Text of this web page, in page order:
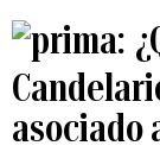
asociado